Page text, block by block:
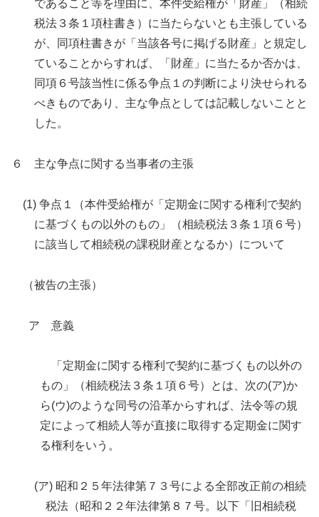
であること等を理由に、本件受給権が「財産」（相続
税法３条１項柱書き）に当たらないとも主張している
が、同項柱書きが「当該各号に掲げる財産」と規定し
ていることからすれば、「財産」に当たるか否かは、
同項６号該当性に係る争点１の判断により決せられる
べきものであり、主な争点としては記載しないことと
した。
６ 主な争点に関する当事者の主張
(1) 争点１（本件受給権が「定期金に関する権利で契約
に基づくもの以外のもの」（相続税法３条１項６号）
に該当して相続税の課税財産となるか）について
（被告の主張）
ア 意義
「定期金に関する権利で契約に基づくもの以外の
もの」（相続税法３条１項６号）とは、次の(ア)か
ら(ウ)のような同号の沿革からすれば、法令等の規
定によって相続人等が直接に取得する定期金に関す
る権利をいう。
(ア) 昭和２５年法律第７３号による全部改正前の相続
税法（昭和２２年法律第８７号。以下「旧相続税